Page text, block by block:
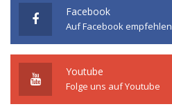
Facebook
Auf Facebook empfehlen
Youtube
Folge uns auf Youtube